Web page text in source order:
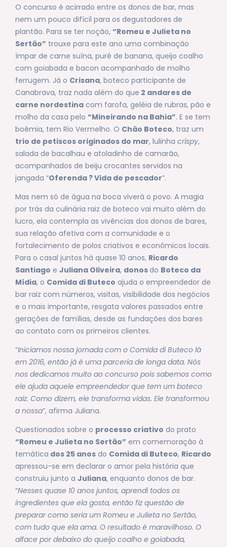
O concurso é acirrado entre os donos de bar, mas
nem um pouco difícil para os degustadores de
plantão. Para se ter noção, “Romeu e Julieta no
Sertão” trouxe para este ano uma combinação
ímpar de carne suína, purê de banana, queijo coalho
com goiabada e bacon acompanhado de molho
ferrugem. Já o Crisana, boteco participante de
Canabrava, traz nada além do que 2 andares de
carne nordestina com farofa, geléia de rubras, pão e
molho da casa pelo “Mineirando na Bahia”. E se tem
boêmia, tem Rio Vermelho. O Chão Boteco, traz um
trio de petiscos originados do mar, lulinha crispy,
salada de bacalhau e atoladinho de camarão,
acompanhados de beiju crocantes servidos na
jangada “Oferenda ? Vida de pescador”.
Mas nem só de água na boca viverá o povo. A magia
por trás da culinária raiz de boteco vai muito além do
lucro, ela contempla as vivências dos donos de bares,
sua relação afetiva com a comunidade e o
fortalecimento de polos criativos e econômicos locais.
Para o casal juntos há quase 10 anos, Ricardo
Santiago e Juliana Oliveira, donosdo Boteco da
Mídia, o Comida di Buteco ajuda o empreendedor de
bar raiz com números, visitas, visibilidade dos negócios
e o mais importante, resgata valores passados entre
gerações de famílias, desde as fundações dos bares
ao contato com os primeiros clientes.
“Iniciamos nossa jornada com o Comida di Buteco lá
em 2016, então já é uma parceria de longa data. Nós
nos dedicamos muito ao concurso pois sabemos como
ele ajuda aquele empreendedor que tem um boteco
raiz. Como dizem, ele transforma vidas. Ele transformou
a nossa”, afirma Juliana.
Questionados sobre o processo criativo do prato
“Romeu e Julieta no Sertão” em comemoração à
temática dos 25 anos do Comida di Buteco, Ricardo
apressou-se em declarar o amor pela história que
construiu junto a Juliana, enquanto donos de bar.
“Nesses quase 10 anos juntos, aprendi todos os
ingredientes que ela gosta, então fiz questão de
preparar como seria um Romeu e Julieta no Sertão,
com tudo que ela ama. O resultado é maravilhoso. O
alface por debaixo do queijo coalho e goiabada,